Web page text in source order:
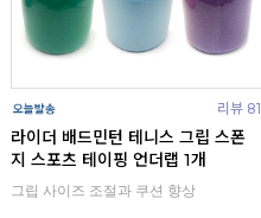
리뷰 81
라이더 배드민턴 테니스 그립 스폰
지 스포츠 테이핑 언더랩 1개
그립 사이즈 조절과 쿠션 향상